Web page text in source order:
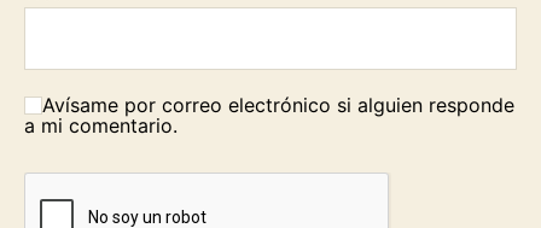
Avísame por correo electrónico si alguien responde
a mi comentario.